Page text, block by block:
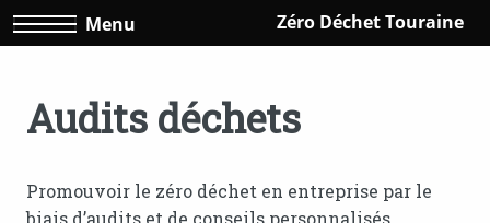
Menu Zéro Déchet Touraine
Audits déchets
Promouvoir le zéro déchet en entreprise par le
biais d’audits et de conseils personnalisés